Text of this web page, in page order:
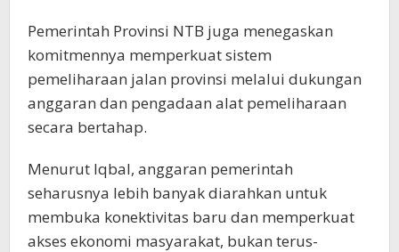
Pemerintah Provinsi NTB juga menegaskan
komitmennya memperkuat sistem
pemeliharaan jalan provinsi melalui dukungan
anggaran dan pengadaan alat pemeliharaan
secara bertahap.
Menurut Iqbal, anggaran pemerintah
seharusnya lebih banyak diarahkan untuk
membuka konektivitas baru dan memperkuat
akses ekonomi masyarakat, bukan terus-